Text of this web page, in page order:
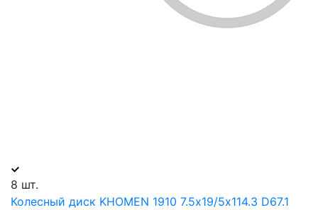
8 шт.
Колесный диск KHOMEN 1910 7.5х19/5х114.3 D67.1